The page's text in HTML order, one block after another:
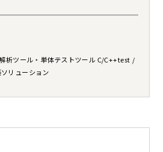
析ツール・単体テストツール C/C++test
リューション